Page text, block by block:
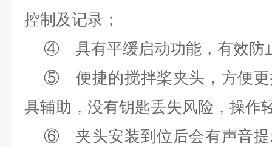
控制及记录；
④ 具有平缓启动功能，有效防
⑤ 便捷的搅拌桨夹头，方便更
具辅助，没有钥匙丢失风险，操作
⑥ 夹头安装到位后会有声音提